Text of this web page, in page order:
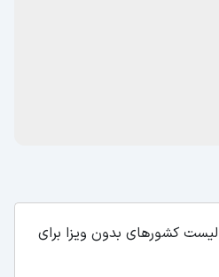
کشورهای بدون ویزا برای